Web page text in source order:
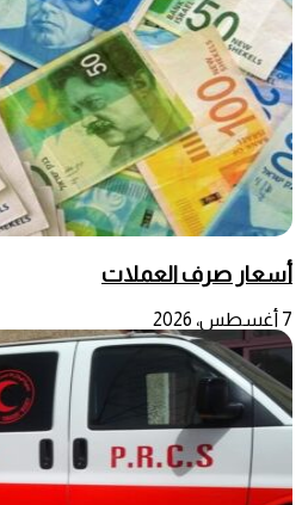
أسعار صرف العملات
7 أغسطس، 2026